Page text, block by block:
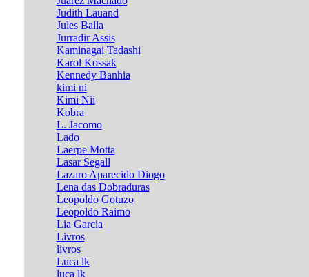
Judith Lauand
Jules Balla
Jurradir Assis
Kaminagai Tadashi
Karol Kossak
Kennedy Banhia
kimi ni
Kimi Nii
Kobra
L. Jacomo
Lado
Laerpe Motta
Lasar Segall
Lazaro Aparecido Diogo
Lena das Dobraduras
Leopoldo Gotuzo
Leopoldo Raimo
Lia Garcia
Livros
livros
Luca lk
luca lk